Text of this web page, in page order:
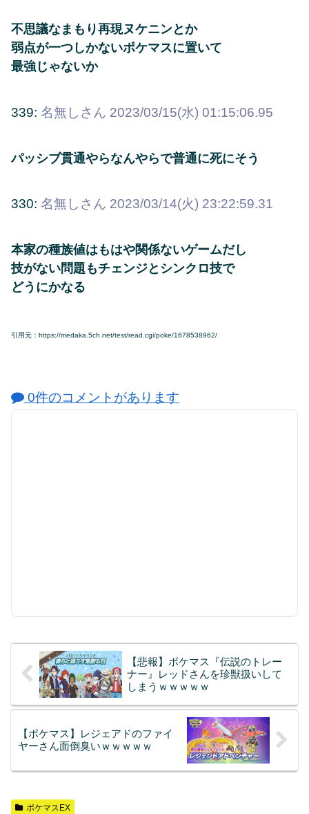
不思議なまもり再現ヌケニンとか
弱点が一つしかないポケマスに置いて
最強じゃないか
339: 名無しさん 2023/03/15(水) 01:15:06.95
パッシブ貫通やらなんやらで普通に死にそう
330: 名無しさん 2023/03/14(火) 23:22:59.31
本家の種族値はもはや関係ないゲームだし
技がない問題もチェンジとシンクロ技で
どうにかなる
引用元：https://medaka.5ch.net/test/read.cgi/poke/1678538962/
0件のコメントがあります
【悲報】ポケマス『伝説のトレー
ナー』レッドさんを珍獣扱いして
しまうｗｗｗｗｗ
【ポケマス】レジェアドのファイ
ヤーさん面倒臭いｗｗｗｗｗ
ポケマスEX